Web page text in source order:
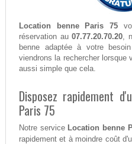
Location benne Paris 75
réservation au07.77.20.70.20,
benne adaptée à votre
viendrons la rechercher lorsque
aussi simple que cela.
Disposez rapidement
Paris 75
Notre service Location benne
rapidement et à moindre coût